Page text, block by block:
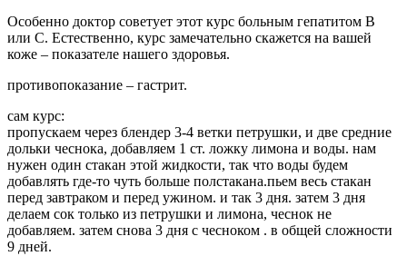
Особенно доктор советует этот курс больным гепатитом В
или С. Естественно, курс замечательно скажется на вашей
коже – показателе нашего здоровья.
противопоказание – гастрит.
сам курс:
пропускаем через блендер 3-4 ветки петрушки, и две средние
дольки чеснока, добавляем 1 ст. ложку лимона и воды. нам
нужен один стакан этой жидкости, так что воды будем
добавлять где-то чуть больше полстакана.пьем весь стакан
перед завтраком и перед ужином. и так 3 дня. затем 3 дня
делаем сок только из петрушки и лимона, чеснок не
добавляем. затем снова 3 дня с чесноком . в общей сложности
9 дней.